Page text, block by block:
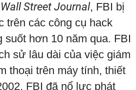
Street Journal, FBI bị
trên các công cụ hack
suốt hơn 10 năm qua. FBI
sử lâu dài của việc giám
thoại trên máy tính, thiết
FBI đã nổ lực phát